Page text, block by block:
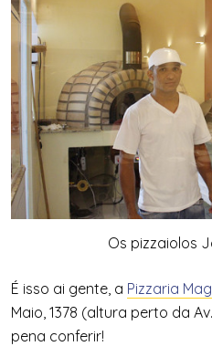
Os pizzaiolos
É isso ai gente, a Pizzaria
Maio, 1378 (altura perto da
pena conferir!